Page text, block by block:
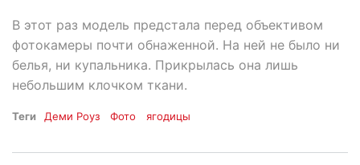
В этот раз модель предстала перед объективом
фотокамеры почти обнаженной. На ней не было ни
белья, ни купальника. Прикрылась она лишь
небольшим клочком ткани.
Теги Деми Роуз Фото ягодицы